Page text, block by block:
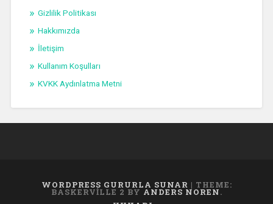
Gizlilik Politikası
Hakkımızda
İletişim
Kullanım Koşulları
KVKK Aydınlatma Metni
WORDPRESS GURURLA SUNAR | THEME:
BASKERVILLE 2 BY ANDERS NOREN.